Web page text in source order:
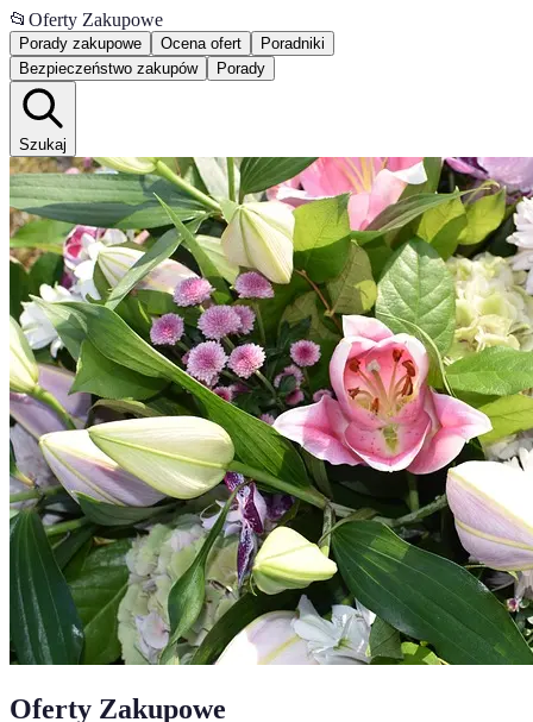
📂 Oferty Zakupowe
Porady zakupowe Ocena ofert
Poradniki
Bezpieczeństwo zakupów
Porady
Szukaj
Oferty Zakupowe